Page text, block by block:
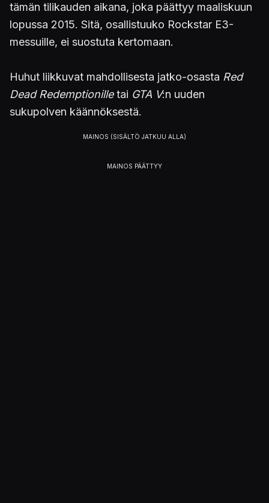
tämän tilikauden aikana, joka päättyy maaliskuun
lopussa 2015. Sitä, osallistuuko Rockstar E3-
messuille, ei suostuta kertomaan.
Huhut liikkuvat mahdollisesta jatko-osasta Red
Dead Redemptionilletai GTA V:n uuden
sukupolven käännöksestä.